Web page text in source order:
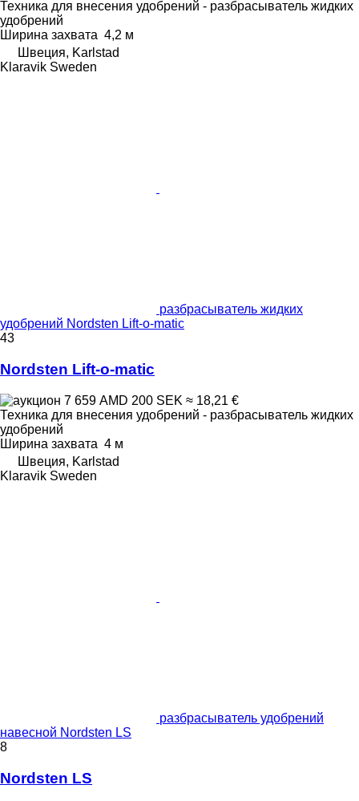
Техника для внесения удобрений - разбрасыватель жидких
удобрений
Ширина захвата 4,2 м
Швеция, Karlstad
Klaravik Sweden
разбрасыватель жидких
удобрений Nordsten Lift-o-matic
43
Nordsten Lift-o-matic
7 659 AMD 200 SEK ≈ 18,21 €
Техника для внесения удобрений - разбрасыватель жидких
удобрений
Ширина захвата 4 м
Швеция, Karlstad
Klaravik Sweden
разбрасыватель удобрений
навесной Nordsten LS
8
Nordsten LS